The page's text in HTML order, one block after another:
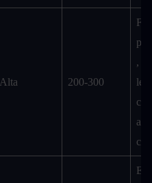
Alta 200-300
,
le